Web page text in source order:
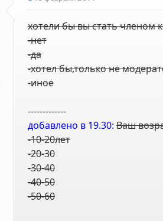
хотели бы вы стать членом
-нет
-да
-хотел бы,только не
-иное
-------------
добавлено в 19.30: Ваш
-10-20лет
-20-30
-30-40
-40-50
-50-60